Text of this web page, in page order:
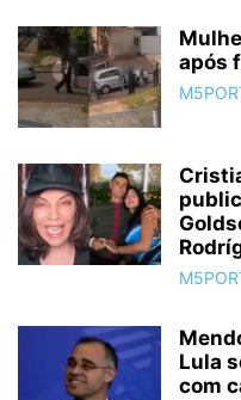
após
Lula
com